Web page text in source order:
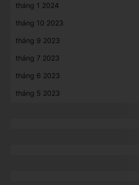
tháng 1 2024
tháng 10 2023
tháng 9 2023
tháng 7 2023
tháng 6 2023
tháng 5 2023